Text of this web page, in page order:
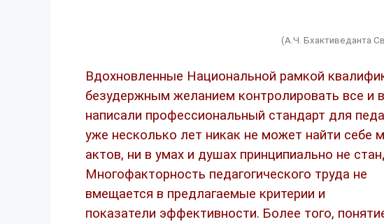
(А.Ч. Бхактиведанта
Вдохновленные Национальной рамкой
безудержным желанием контролировать все и
написали профессиональный стандарт для
уже несколько лет никак не может найти себе
актов, ни в умах и душах принципиально не
Многофакторность педагогического труда не
вмещается в предлагаемые критерии и
показатели эффективности. Более того,